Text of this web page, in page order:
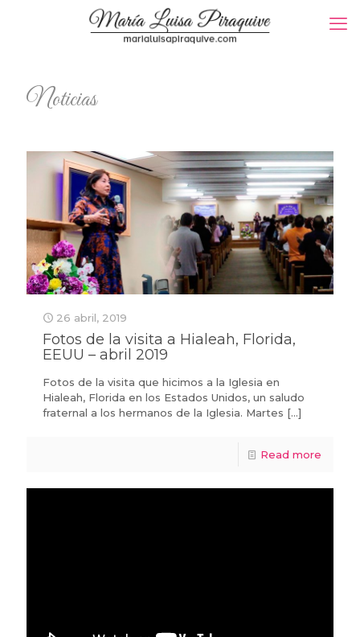
Noticias
26 abril, 2019
Fotos de la visita a Hialeah, Florida,
EEUU – abril 2019
Fotos de la visita que hicimos a la Iglesia en
Hialeah, Florida en los Estados Unidos, un saludo
fraternal a los hermanos de la Iglesia. Martes […]
Read more